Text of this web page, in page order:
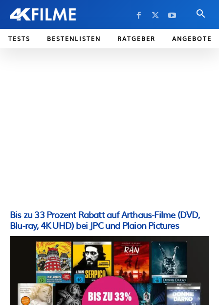
TESTS BESTENLISTEN RATGEBER ANGEBOTE
Bis zu 33 Prozent Rabatt auf Arthaus-Filme (DVD,
Blu-ray, 4K UHD) bei JPC und Plaion Pictures